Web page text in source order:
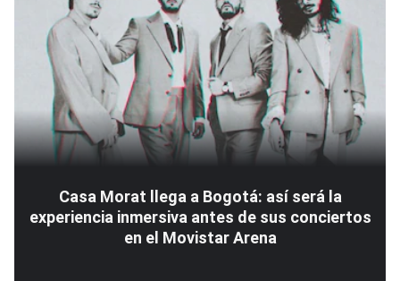
Casa Morat llega a Bogotá: así será la
experiencia inmersiva antes de sus conciertos
en el Movistar Arena